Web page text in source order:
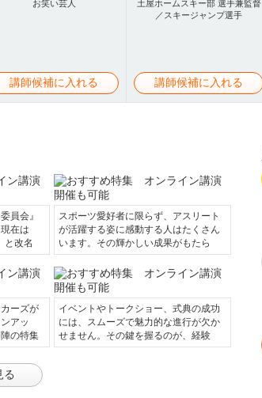
お笑い芸人
講師候補に入れる
土屋ホームスキー部 選手兼監督
／スキージャンプ選手
講師候補に入れる
員会』
在は
と改名
スポーツ愛好者に限らず、アスリート
が活躍する姿に感動する人はたくさん
います。その輝かしい成果がもたら
ーズが
アッ
の特集
イベントやトークショー、式典の成功
には、スムーズで魅力的な進行が欠か
せません。その鍵を握るのが、経験
る